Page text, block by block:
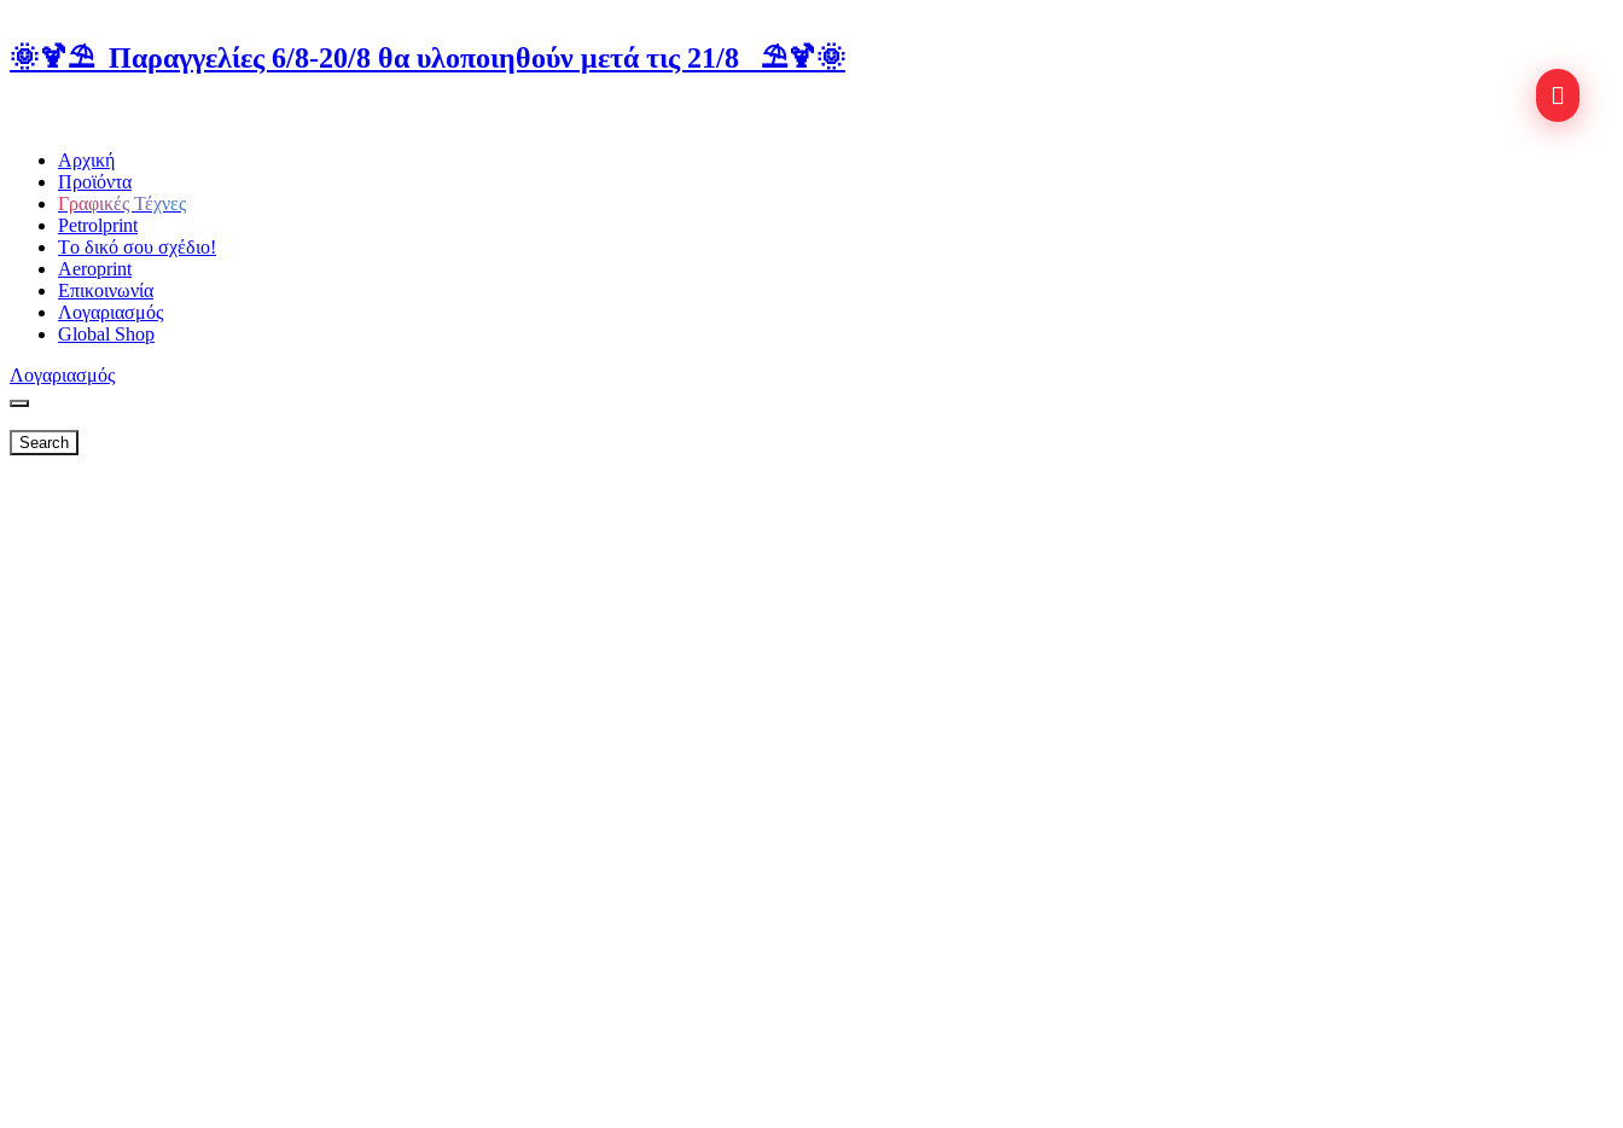
🌞🍹⛱️ Παραγγελίες 6/8-20/8 θα υλοποιηθούν μετά τις 21/8 ⛱️🍹🌞
Αρχική
Προϊόντα
Γραφικές Τέχνες
Petrolprint
Tο δικό σου σχέδιο!
Aeroprint
Επικοινωνία
Λογαριασμός
Global Shop
Λογαριασμός